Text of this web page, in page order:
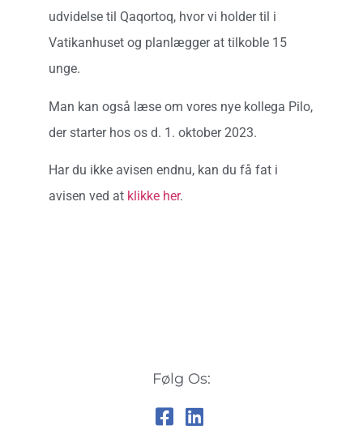
udvidelse til Qaqortoq, hvor vi holder til i
Vatikanhuset og planlægger at tilkoble 15
unge.
Man kan også læse om vores nye kollega Pilo,
der starter hos os d. 1. oktober 2023.
Har du ikke avisen endnu, kan du få fat i
avisen ved at klikke her.
Følg Os: